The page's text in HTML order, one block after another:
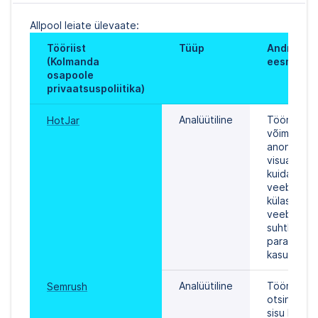
Allpool leiate ülevaate:
Tööriist
(Kolmanda
osapoole
privaatsuspoliitika)
Tüüp
eesmärk
HotJar Analüütiline
Tööriist,
võimaldab
kuidas
veebisaidi
külastajad
suhtlevad,
parandada
Semrush Analüütiline
Tööriist
sisu